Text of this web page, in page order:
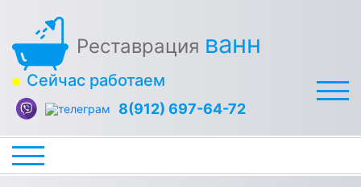
Реставрация ванн
Сейчас работаем
8(912) 697-64-72